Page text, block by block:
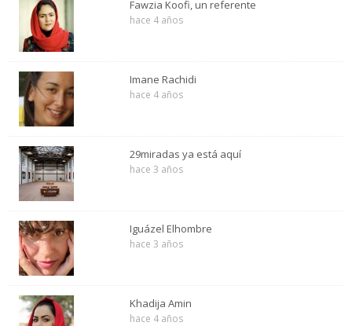
Fawzia Koofi, un referente
hace 4 años
Imane Rachidi
hace 4 años
29miradas ya está aquí
hace 3 años
Iguázel Elhombre
hace 3 años
Khadija Amin
hace 4 años